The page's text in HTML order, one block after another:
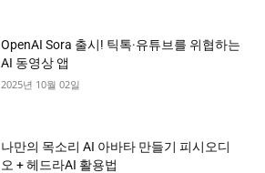
OpenAI Sora 출시! 틱톡·유튜브를 위협하는
AI 동영상 앱
2025년 10월 02일
나만의 목소리 AI 아바타 만들기 피시오디
오 + 헤드라AI 활용법